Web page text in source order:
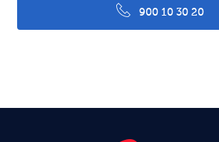
900 10 30 20